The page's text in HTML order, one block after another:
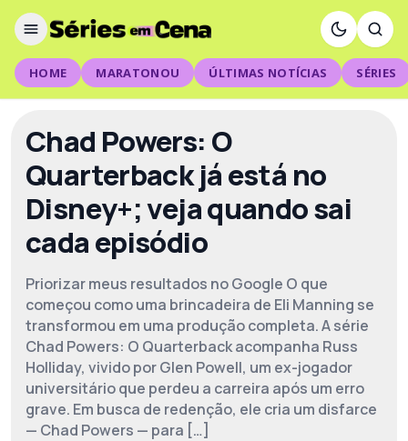
HOME MARATONOU ÚLTIMAS NOTÍCIAS SÉRIES
Chad Powers: O
Quarterback já está no
Disney+; veja quando sai
cada episódio
Priorizar meus resultados no Google O que
começou como uma brincadeira de Eli Manning se
transformou em uma produção completa. A série
Chad Powers: O Quarterback acompanha Russ
Holliday, vivido por Glen Powell, um ex-jogador
universitário que perdeu a carreira após um erro
grave. Em busca de redenção, ele cria um disfarce
— Chad Powers — para […]